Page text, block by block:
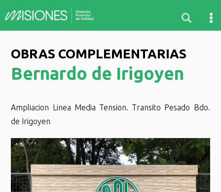
OBRAS COMPLEMENTARIAS
Bernardo de Irigoyen
Ampliacion Linea Media Tension. Transito Pesado Bdo.
de Irigoyen